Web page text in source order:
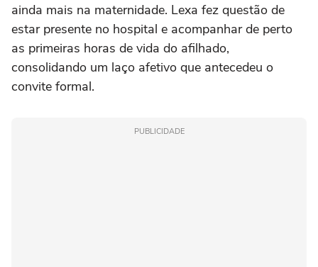
ainda mais na maternidade. Lexa fez questão de
estar presente no hospital e acompanhar de perto
as primeiras horas de vida do afilhado,
consolidando um laço afetivo que antecedeu o
convite formal.
PUBLICIDADE